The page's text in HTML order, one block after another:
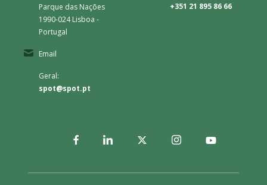
Parque das Nações
1990-024 Lisboa -
Portugal
+351 21 895 86 66
Email
Geral:
spot@spot.pt